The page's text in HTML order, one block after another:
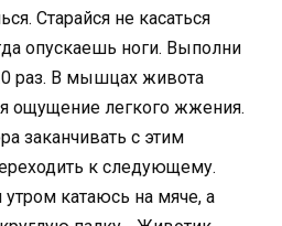
Старайся не касаться
опускаешь ноги. Выполни
раз. В мышцах живота
ощущение легкого жжения.
заканчивать с этим
к следующему.